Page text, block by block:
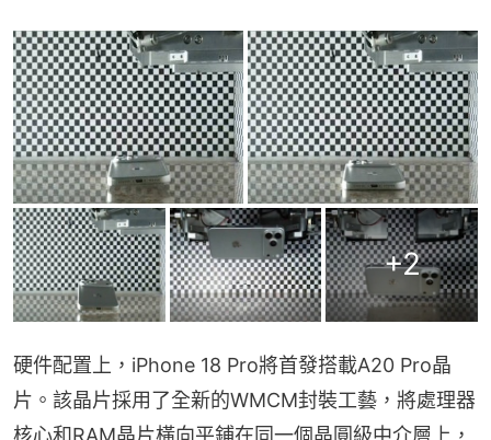
+2
硬件配置上，iPhone 18 Pro將首發搭載A20 Pro晶
片。該晶片採用了全新的WMCM封裝工藝，將處理器
核心和RAM晶片橫向平鋪在同一個晶圓級中介層上，